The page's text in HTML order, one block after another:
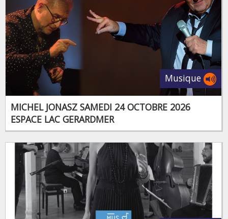
Musique
MICHEL JONASZ SAMEDI 24 OCTOBRE 2026
ESPACE LAC GERARDMER